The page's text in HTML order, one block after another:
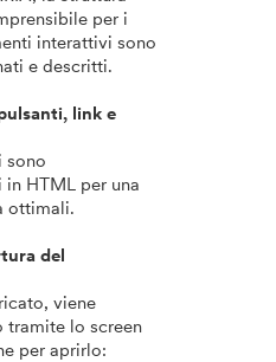
per i
interattivi sono
e descritti.
link e
sono
HTML per una
ottimali.
del
viene
tramite lo screen
per aprirlo: